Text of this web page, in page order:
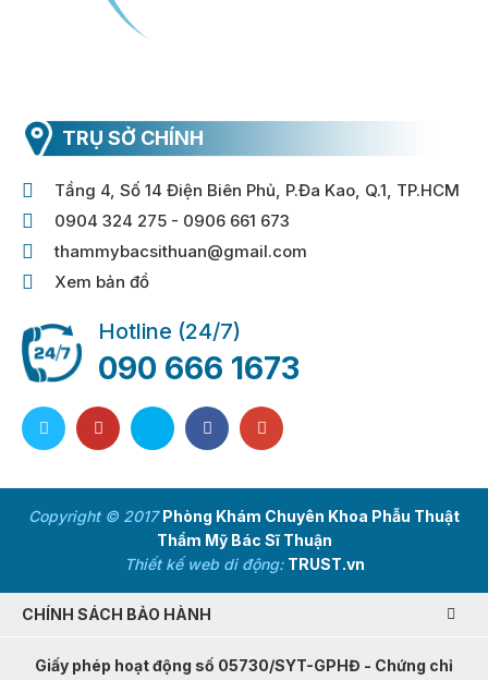
TRỤ SỞ CHÍNH
Tầng 4, Số 14 Điện Biên Phủ, P.Đa Kao, Q.1, TP.HCM
0904 324 275 - 0906 661 673
thammybacsithuan@gmail.com
Xem bản đồ
Hotline (24/7)
090 666 1673
Copyright © 2017Phòng Khám Chuyên Khoa Phẫu Thuật
Thẩm Mỹ Bác Sĩ Thuận
Thiết kế web di động: TRUST.vn
CHÍNH SÁCH BẢO HÀNH
Giấy phép hoạt động số 05730/SYT-GPHĐ - Chứng chỉ